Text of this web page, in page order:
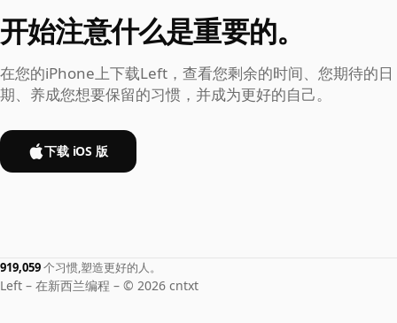
开始注意什么是重要的。
在您的iPhone上下载Left，查看您剩余的时间、您期待的日
期、养成您想要保留的习惯，并成为更好的自己。
下载 iOS 版
919,059个习惯,塑造更好的人。
Left – 在新西兰编程 – © 2026 cntxt